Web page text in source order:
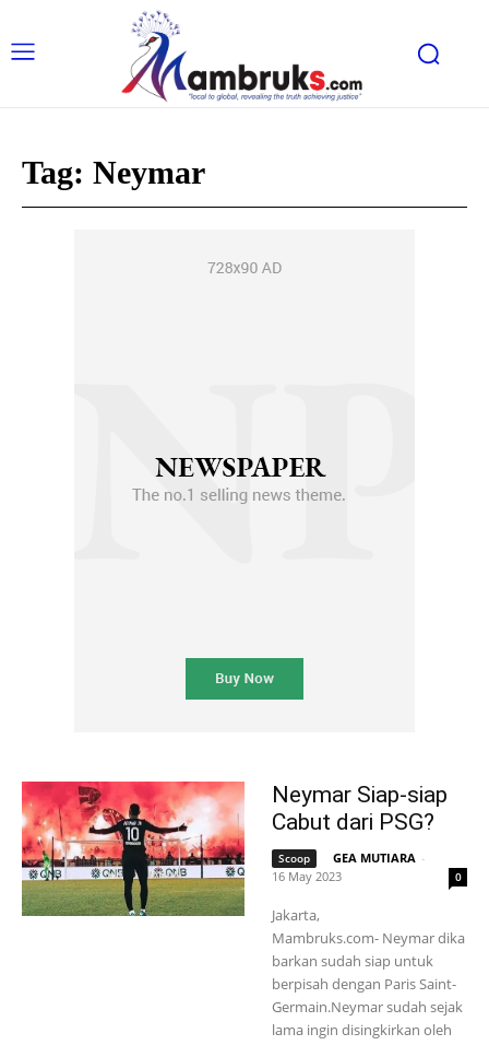
Tag: Neymar
Neymar Siap-siap
Cabut dari PSG?
Scoop GEA MUTIARA -
16 May 2023
0
Jakarta,
Mambruks.com- Neymar dika
barkan sudah siap untuk
berpisah dengan Paris Saint-
Germain.Neymar sudah sejak
lama ingin disingkirkan oleh